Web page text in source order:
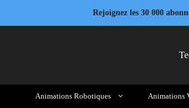
Rejoignez les 30 000
Animations Robotiques Animations